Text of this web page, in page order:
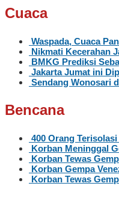
Cuaca
Waspada, Cuaca
Nikmati Kecerahan
BMKG Prediksi
Jakarta Jumat ini
Sendang Wonosari
Bencana
400 Orang
Korban Meninggal
Korban Tewas
Korban Gempa
Korban Tewas